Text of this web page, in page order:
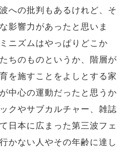
への批判もあるけれど、そ
影響力があったと思いま
ニズムはやっぱりどこか
ちのものというか、階層が
を施すことをよしとする家
中心の運動だったと思うか
クやサブカルチャー、雑誌
日本に広まった第三波フェ
かない人やその年齢に達し